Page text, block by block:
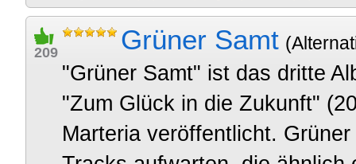
209 Grüner Samt
"Grüner Samt" ist das dritte
"Zum Glück in die Zukunft"
Marteria veröffentlicht.